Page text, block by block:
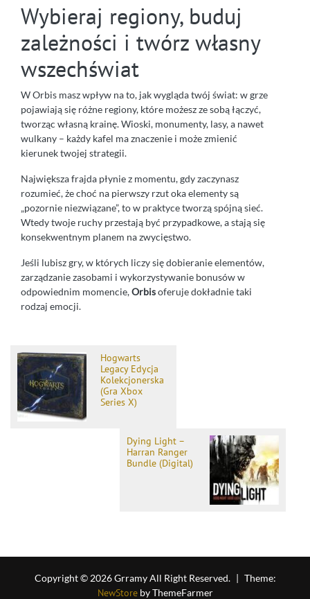
Wybieraj regiony, buduj
zależności i twórz własny
wszechświat
W Orbis masz wpływ na to, jak wygląda twój świat: w grze
pojawiają się różne regiony, które możesz ze sobą łączyć,
tworząc własną krainę. Wioski, monumenty, lasy, a nawet
wulkany – każdy kafel ma znaczenie i może zmienić
kierunek twojej strategii.
Największa frajda płynie z momentu, gdy zaczynasz
rozumieć, że choć na pierwszy rzut oka elementy są
„pozornie niezwiązane”, to w praktyce tworzą spójną sieć.
Wtedy twoje ruchy przestają być przypadkowe, a stają się
konsekwentnym planem na zwycięstwo.
Jeśli lubisz gry, w których liczy się dobieranie elementów,
zarządzanie zasobami i wykorzystywanie bonusów w
odpowiednim momencie,Orbisoferuje dokładnie taki
rodzaj emocji.
Hogwarts
Legacy Edycja
Kolekcjonerska
(Gra Xbox
Series X)
Dying Light –
Harran Ranger
Bundle (Digital)
Copyright © 2026 Grramy All Right Reserved. | Theme:
NewStoreby ThemeFarmer